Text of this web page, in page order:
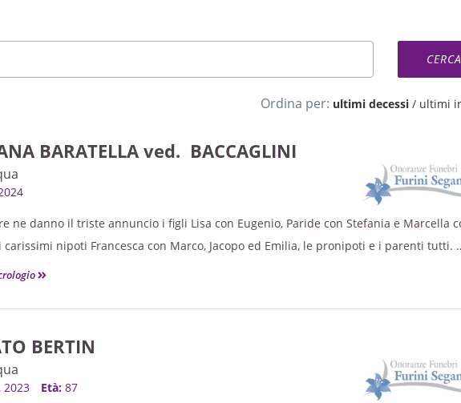
Ordina per: ultimi decessi/ ultimi
BARATELLA ved. BACCAGLINI
ne danno il triste annuncio i figli Lisa con Eugenio, Paride con Stefania e Marcella
carissimi nipoti Francesca con Marco, Jacopo ed Emilia, le pronipoti e i parenti tutti.
dalla casa funeraria Athesis di Legnago.
BERTIN
2023 Età:87